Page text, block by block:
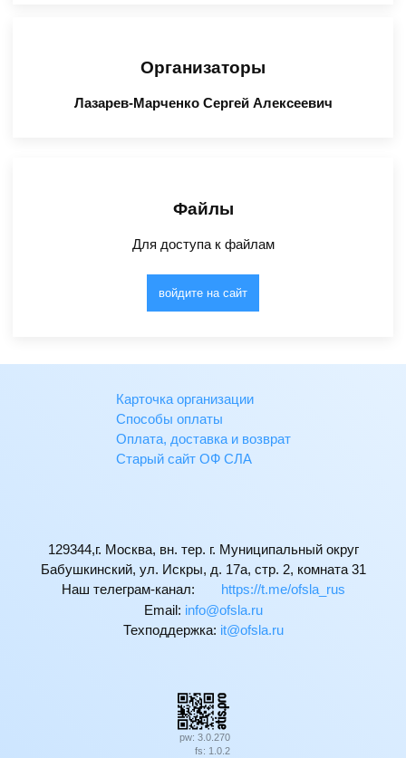
Организаторы
Лазарев-Марченко Сергей Алексеевич
Файлы
Для доступа к файлам
войдите на сайт
Карточка организации
Способы оплаты
Оплата, доставка и возврат
Старый сайт ОФ СЛА
129344,г. Москва, вн. тер. г. Муниципальный округ
Бабушкинский, ул. Искры, д. 17а, стр. 2, комната 31
Наш телеграм-канал:
https://t.me/ofsla_rus
Email: ur.alsfo@ofni
Техподдержка: ur.alsfo@ti
pw: 3.0.270
fs: 1.0.2